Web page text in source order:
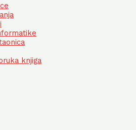
knjiga